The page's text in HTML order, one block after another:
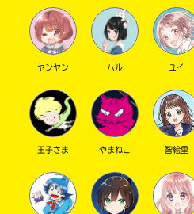
オフィシャル
ヤンヤン ハル ユイ
王子さま やまねこ 智絵里